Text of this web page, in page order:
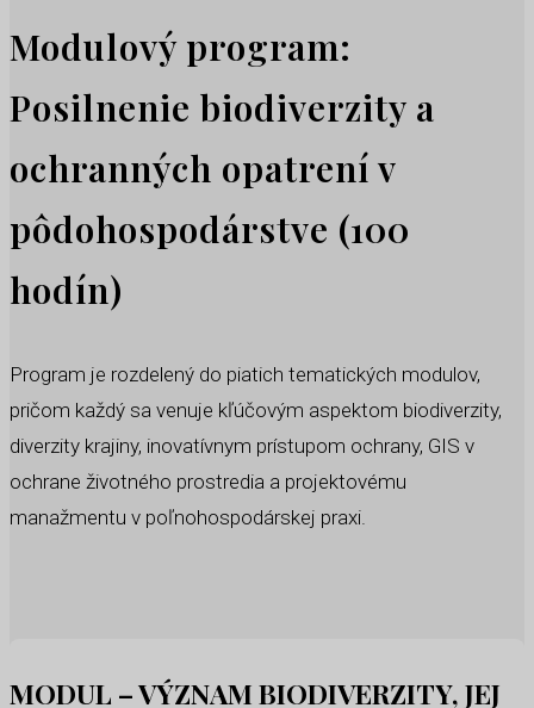
Modulový program:
Posilnenie biodiverzity a
ochranných opatrení v
pôdohospodárstve (100
hodín)
Program je rozdelený do piatich tematických modulov,
pričom každý sa venuje kľúčovým aspektom biodiverzity,
diverzity krajiny, inovatívnym prístupom ochrany, GIS v
ochrane životného prostredia a projektovému
manažmentu v poľnohospodárskej praxi.
MODUL – VÝZNAM BIODIVERZITY, JEJ